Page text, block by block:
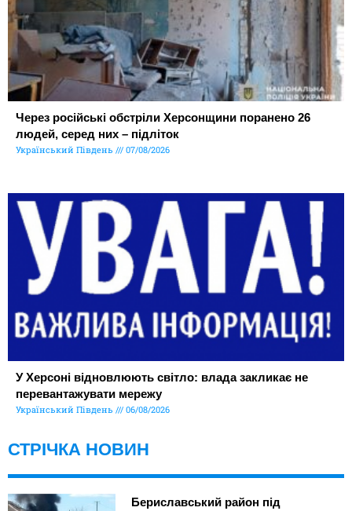
Через російські обстріли Херсонщини поранено 26
людей, серед них – підліток
Український Південь 07/08/2026
У Херсоні відновлюють світло: влада закликає не
перевантажувати мережу
Український Південь 06/08/2026
СТРІЧКА НОВИН
Бериславський район під